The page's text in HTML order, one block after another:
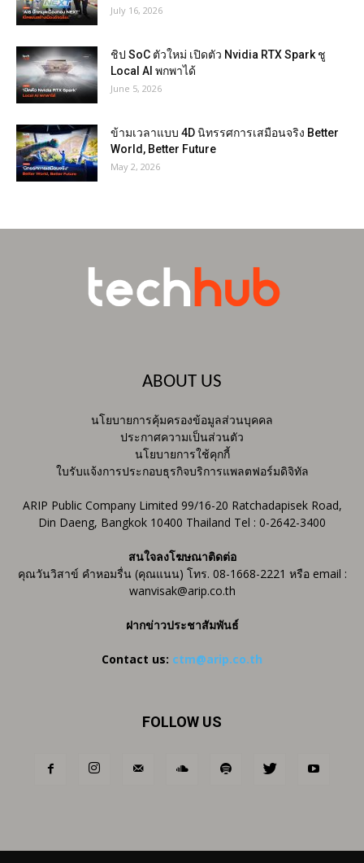
July 16, 2026
ชิป SoC ตัวใหม่ เปิดตัว Nvidia RTX Spark ชู
Local AI พกพาได้
June 5, 2026
ข้ามเวลาแบบ 4D นิทรรศการเสมือนจริง Better
World, Better Future
May 2, 2026
ABOUT US
นโยบายการคุ้มครองข้อมูลส่วนบุคคล
ประกาศความเป็นส่วนตัว
นโยบายการใช้คุกกี้
ใบรับแจ้งการประกอบธุรกิจบริการแพลตฟอร์มดิจิทัล
ARIP Public Company Limited 99/16-20 Ratchadapisek Road,
Din Daeng, Bangkok 10400 Thailand Tel : 0-2642-3400
สนใจลงโฆษณาติดต่อ
คุณวันวิสาข์ คำหอมรื่น (คุณแนน) โทร. 08-1668-2221 หรือ email :
wanvisak@arip.co.th
ฝากข่าวประชาสัมพันธ์
Contact us: ctm@arip.co.th
FOLLOW US